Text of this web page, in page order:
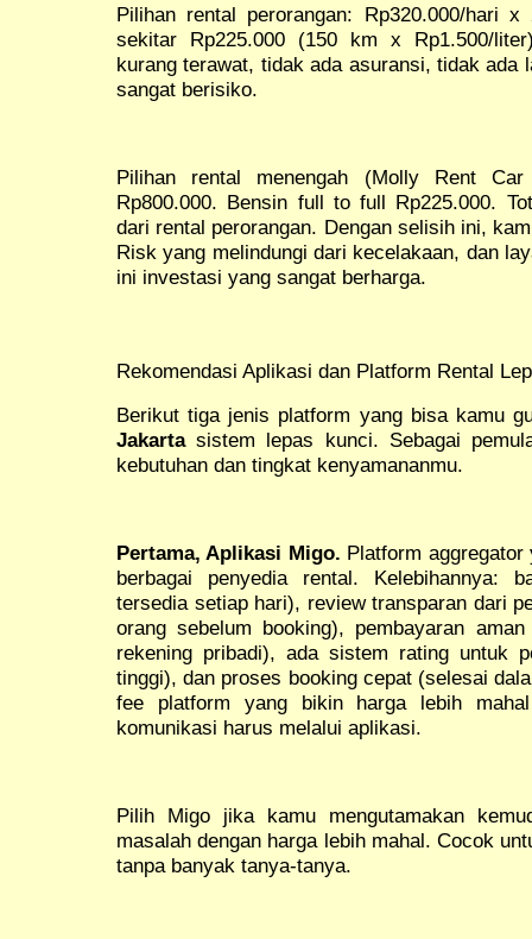
Pilihan rental perorangan: Rp320.000/hari
sekitar Rp225.000 (150 km x Rp1.500/
kurang terawat, tidak ada asuransi, tidak ada
sangat berisiko.
Pilihan rental menengah (Molly Rent
Rp800.000. Bensin full to full Rp225.000.
dari rental perorangan. Dengan selisih ini,
Risk yang melindungi dari kecelakaan, dan
ini investasi yang sangat berharga.
Rekomendasi Aplikasi dan Platform Rental
Berikut tiga jenis platform yang bisa kamu
Jakartasistem lepas kunci. Sebagai
kebutuhan dan tingkat kenyamananmu.
Pertama, Aplikasi Migo. Platform aggregator
berbagai penyedia rental. Kelebihannya:
tersedia setiap hari), review transparan dari
orang sebelum booking), pembayaran
rekening pribadi), ada sistem rating untuk
tinggi), dan proses booking cepat (selesai
fee platform yang bikin harga lebih
komunikasi harus melalui aplikasi.
Pilih Migo jika kamu mengutamakan
masalah dengan harga lebih mahal. Cocok
tanpa banyak tanya-tanya.